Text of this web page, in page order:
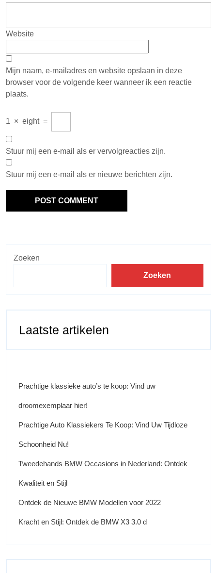
Website
Mijn naam, e-mailadres en website opslaan in deze
browser voor de volgende keer wanneer ik een reactie
plaats.
1 × eight =
Stuur mij een e-mail als er vervolgreacties zijn.
Stuur mij een e-mail als er nieuwe berichten zijn.
Zoeken
Zoeken
Laatste artikelen
Prachtige klassieke auto’s te koop: Vind uw
droomexemplaar hier!
Prachtige Auto Klassiekers Te Koop: Vind Uw Tijdloze
Schoonheid Nu!
Tweedehands BMW Occasions in Nederland: Ontdek
Kwaliteit en Stijl
Ontdek de Nieuwe BMW Modellen voor 2022
Kracht en Stijl: Ontdek de BMW X3 3.0 d